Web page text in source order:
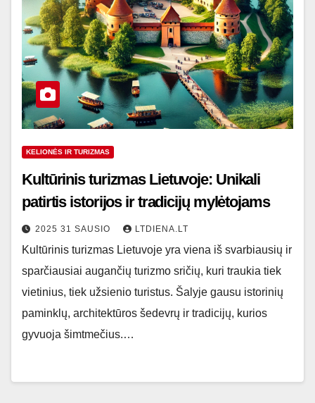
KELIONĖS IR TURIZMAS
Kultūrinis turizmas Lietuvoje: Unikali
patirtis istorijos ir tradicijų mylėtojams
2025 31 SAUSIO LTDIENA.LT
Kultūrinis turizmas Lietuvoje yra viena iš svarbiausių ir
sparčiausiai augančių turizmo sričių, kuri traukia tiek
vietinius, tiek užsienio turistus. Šalyje gausu istorinių
paminklų, architektūros šedevrų ir tradicijų, kurios
gyvuoja šimtmečius.…